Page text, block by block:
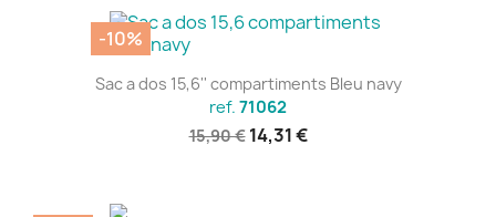
Sac a dos 15,6'' compartiments Bleu navy
ref. 71062
15,90 € 14,31 €
-10%